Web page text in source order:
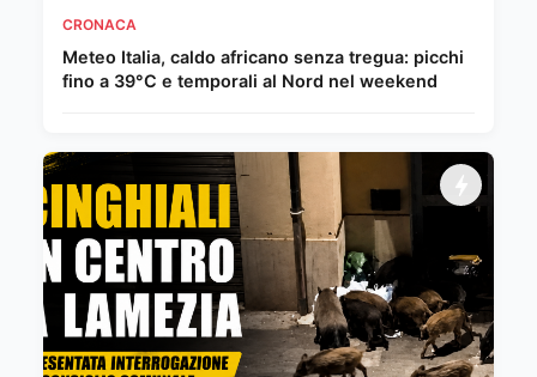
CRONACA
Meteo Italia, caldo africano senza tregua: picchi
fino a 39°C e temporali al Nord nel weekend